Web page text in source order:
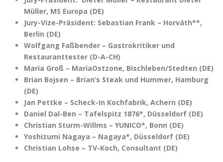
Müller, MS Europa (DE)
Jury-Vize-Präsident: Sebastian Frank – Horváth**,
Berlin (DE)
Wolfgang Faßbender – Gastrokritiker und
Restauranttester (D-A-CH)
Maria Groß – MariaOstzone, Bischleben/Stedten (DE)
Brian Bojsen – Brian’s Steak und Hummer, Hamburg
(DE)
Jan Pettke – Scheck-In Kochfabrik, Achern (DE)
Daniel Dal-Ben – Tafelspitz 1876*, Düsseldorf (DE)
Christian Sturm-Willms – YUNICO*, Bonn (DE)
Yoshizumi Nagaya – Nagaya*, Düsseldorf (DE)
Christian Lohse – TV-Koch, Consultant (DE)